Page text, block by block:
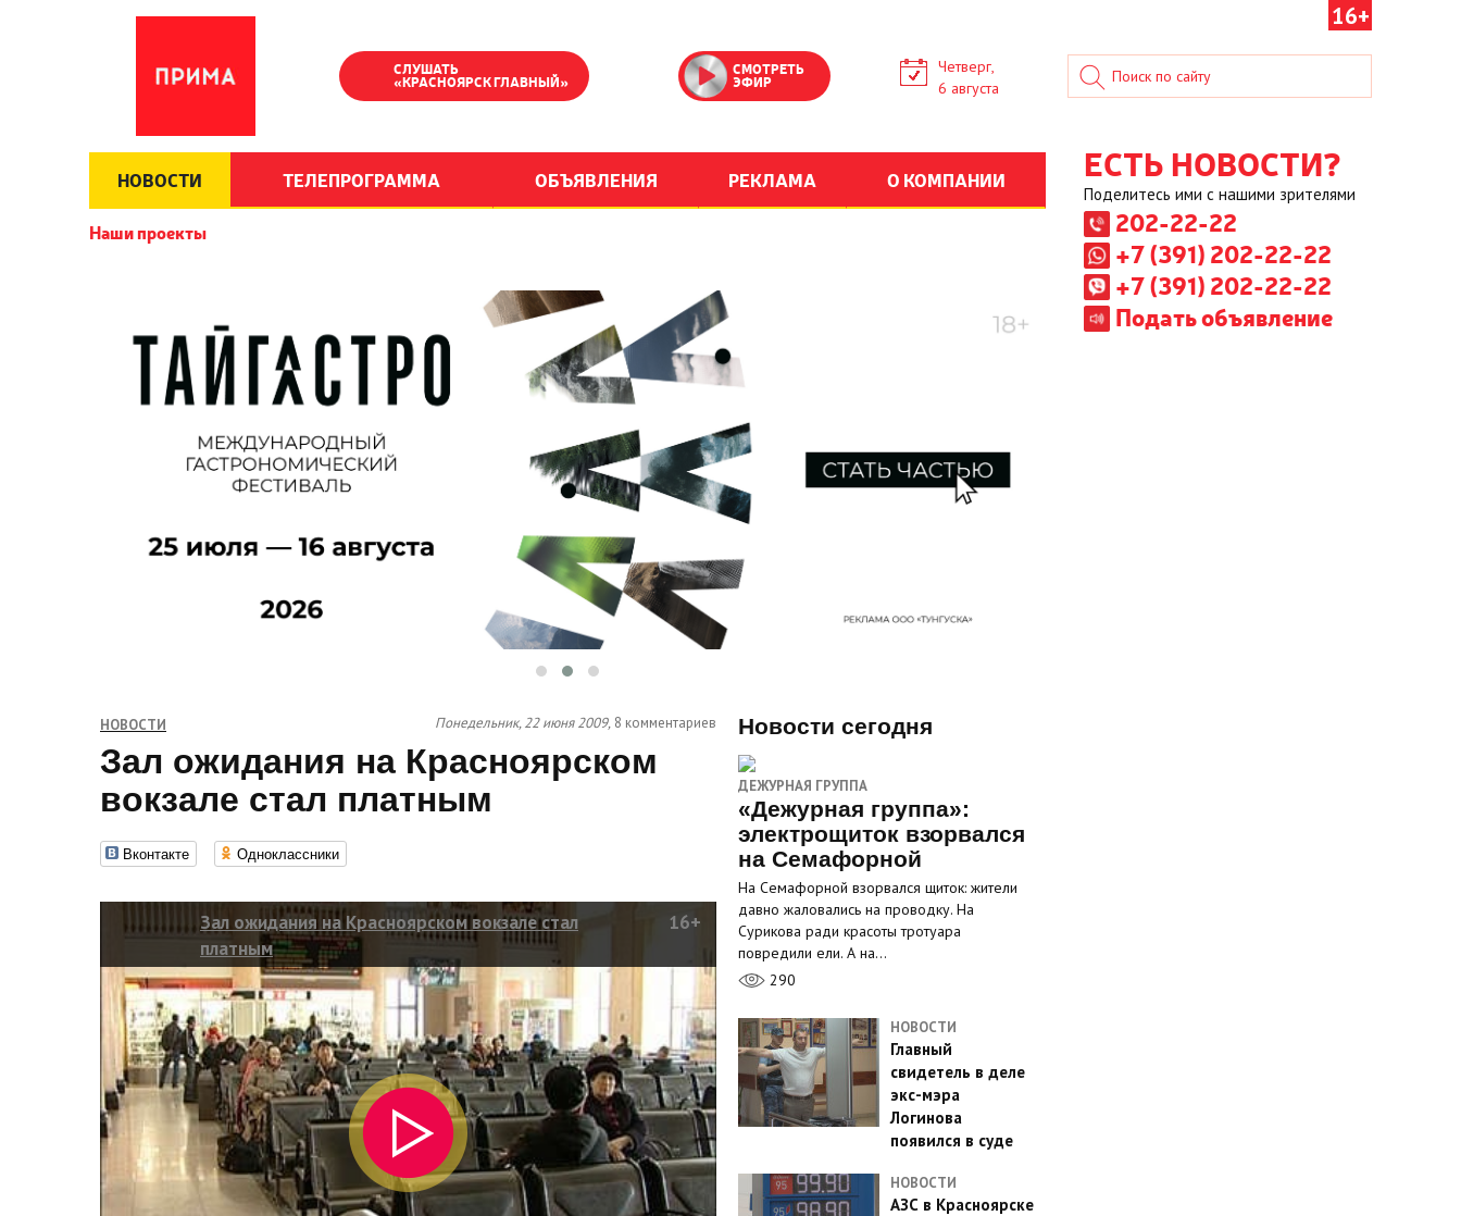
16+
СЛУШАТЬ
«КРАСНОЯРСК ГЛАВНЫЙ»
СМОТРЕТЬ
ЭФИР
Четверг,
6 августа
НОВОСТИ ТЕЛЕПРОГРАММА ОБЪЯВЛЕНИЯ РЕКЛАМА О КОМПАНИИ
Наши проекты
ЕСТЬ НОВОСТИ?
Поделитесь ими с нашими зрителями
202-22-22
+7 (391) 202-22-22
+7 (391) 202-22-22
Подать объявление
НОВОСТИ Понедельник, 22 июня 2009, 8 комментариев
Зал ожидания на Красноярском
вокзале стал платным
Вконтакте Одноклассники
Зал ожидания на Красноярском вокзале стал
платным
16+
Новости сегодня
ДЕЖУРНАЯ ГРУППА
«Дежурная группа»:
электрощиток взорвался
на Семафорной
На Семафорной взорвался щиток: жители
давно жаловались на проводку. На
Сурикова ради красоты тротуара
повредили ели. А на…
290
НОВОСТИ
Главный
свидетель в деле
экс-мэра
Логинова
появился в суде
НОВОСТИ
АЗС в Красноярске